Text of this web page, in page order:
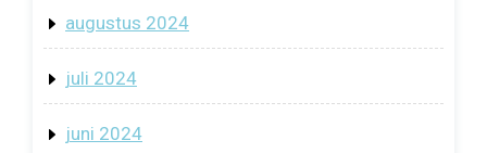
augustus 2024
juli 2024
juni 2024